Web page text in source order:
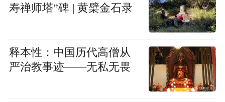
寿禅师塔”碑 | 黄檗金石录
释本性：中国历代高僧从
严治教事迹——无私无畏